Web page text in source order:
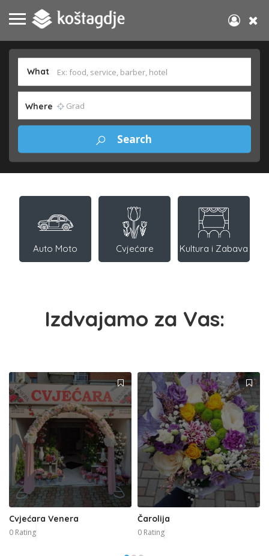
What
Where
Auto Moto Cvjećare Kultura i Zabava
Izdvajamo za Vas:
Cvjećara Venera
0 Rating
Čarolija
0 Rating